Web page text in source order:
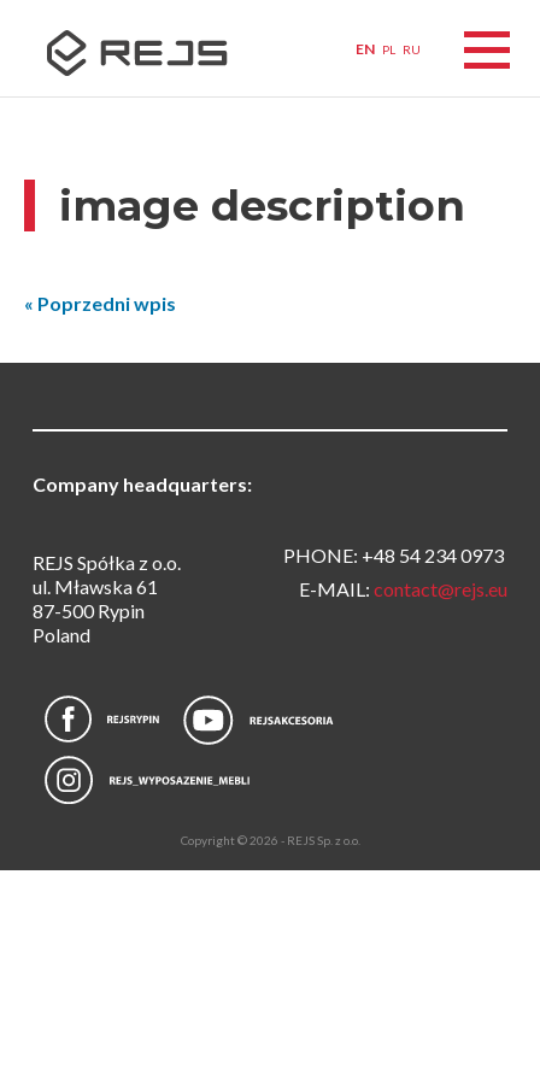
EN PL RU
image description
« Poprzedni wpis
Company headquarters:
REJS Spółka z o.o.
ul. Mławska 61
87-500 Rypin
Poland
PHONE: +48 54 234 0973
E-MAIL: contact@rejs.eu
Copyright © 2026 - REJS Sp. z o.o.